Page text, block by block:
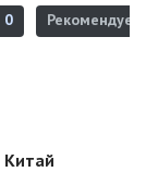
0 Рекомендуем
Китай